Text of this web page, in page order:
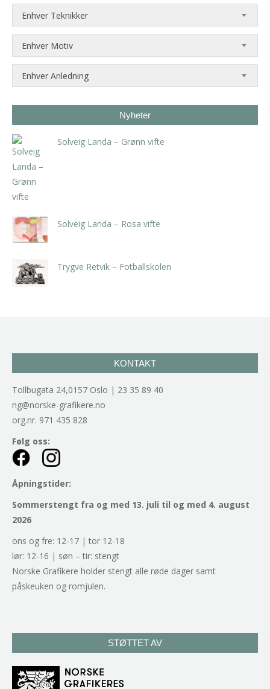
Enhver Teknikker
Enhver Motiv
Enhver Anledning
Nyheter
Solveig Landa – Grønn vifte
Solveig Landa – Rosa vifte
Trygve Retvik – Fotballskolen
KONTAKT
Tollbugata 24,0157 Oslo | 23 35 89 40
ng@norske-grafikere.no
org.nr. 971 435 828
Følg oss:
Åpningstider:
Sommerstengt fra og med 13. juli til og med 4. august
2026
ons og fre: 12-17 | tor 12-18
lør: 12-16 | søn – tir: stengt
Norske Grafikere holder stengt alle røde dager samt
påskeuken og romjulen.
STØTTET AV